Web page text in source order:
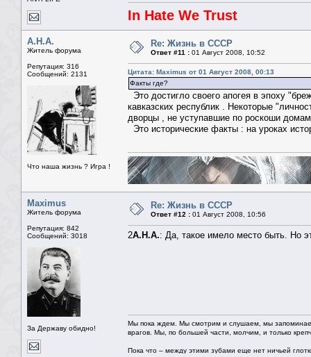
In Hate We Trust
А.Н.А.
Житель форума
Репутация: 316
Сообщений: 2131
Что наша жизнь ? Игра !
Re: Жизнь в СССР
Ответ #11 : 01 Август 2008, 10:52
Цитата: Maximus от 01 Август 2008, 00:13
Факты где?
Это достигло своего апогея в эпоху
кавказских республик . Некоторые
дворцы , не уступавшие по роскоши
Это исторические факты : на уроках
Maximus
Житель форума
Репутация: 842
Сообщений: 3018
За Державу обидно!
Re: Жизнь в СССР
Ответ #12 : 01 Август 2008, 10:56
2А.Н.А.: Да, такое имело место быть. Но
Мы пока ждем. Мы смотрим и слушаем, мы
врагов. Мы, по большей части, молчим, и только
Пока что – между этими зубами еще нет ничьей